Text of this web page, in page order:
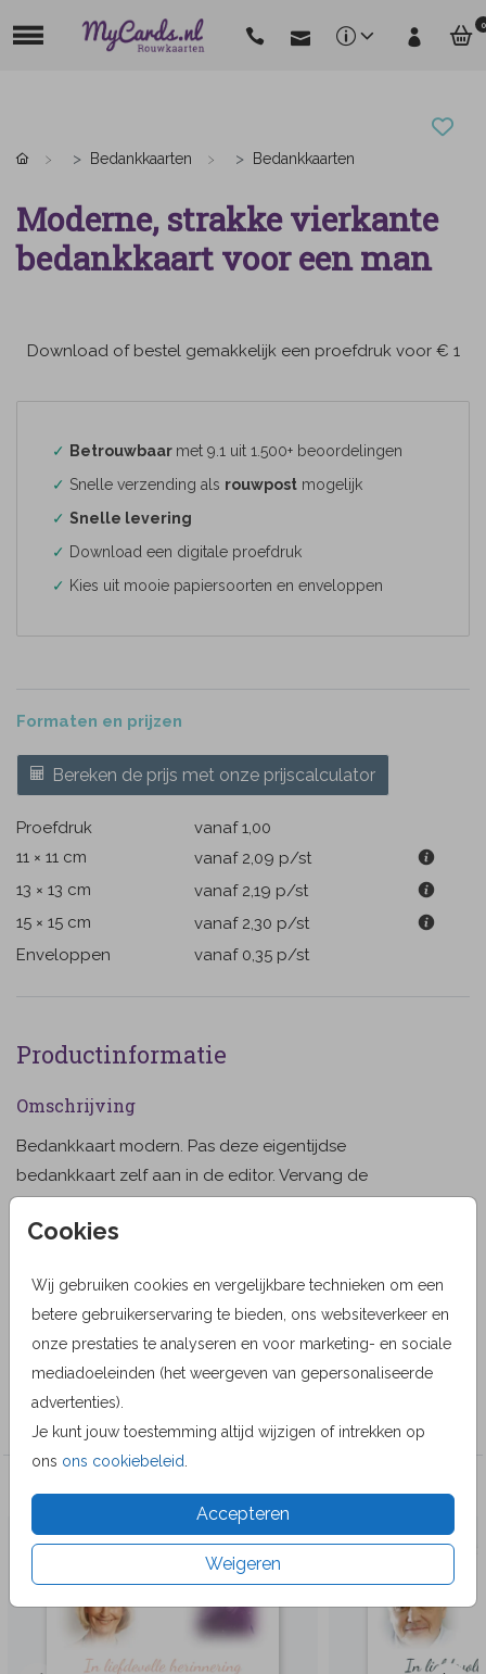
0
Cookies
Wij gebruiken cookies en vergelijkbare technieken om een
betere gebruikerservaring te bieden, ons websiteverkeer en
onze prestaties te analyseren en voor marketing- en sociale
mediadoeleinden (het weergeven van gepersonaliseerde
advertenties).
Je kunt jouw toestemming altijd wijzigen of intrekken op
ons ons cookiebeleid
Accepteren
Weigeren
Bedankkaarten Bedankkaarten
Moderne, strakke vierkante
bedankkaart voor een man
Download of bestel gemakkelijk een proefdruk voor € 1
✓ Betrouwbaar met 9.1 uit 1.500+ beoordelingen
✓ Snelle verzending als rouwpost mogelijk
✓ Snelle levering
✓ Download een digitale proefdruk
✓ Kies uit mooie papiersoorten en enveloppen
Formaten en prijzen
Bereken de prijs met onze prijscalculator
Proefdruk
vanaf 1,00
11 × 11 cm
vanaf 2,09 p/st
13 × 13 cm
vanaf 2,19 p/st
15 × 15 cm
vanaf 2,30 p/st
Enveloppen
vanaf 0,35 p/st
Productinformatie
Omschrijving
Bedankkaart modern. Pas deze eigentijdse
bedankkaart zelf aan in de editor. Vervang de
van de teksten daar eventueel op aan. (994) Papier tip:
Designer
MyCards Design
Collectie
Bedankkaarten
Veel gekozen producten